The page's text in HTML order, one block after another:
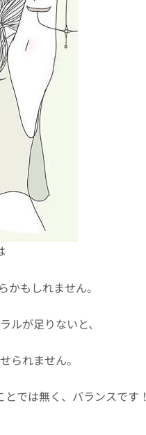
かもしれません。
ルが足りないと、
られません。
では無く、バランスです！